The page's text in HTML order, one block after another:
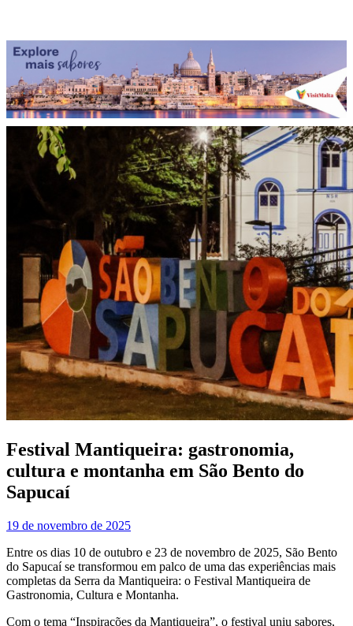
Festival Mantiqueira: gastronomia,
cultura e montanha em São Bento do
Sapucaí
19 de novembro de 2025
Entre os dias 10 de outubro e 23 de novembro de 2025, São Bento
do Sapucaí se transformou em palco de uma das experiências mais
completas da Serra da Mantiqueira: o Festival Mantiqueira de
Gastronomia, Cultura e Montanha.
Com o tema “Inspirações da Mantiqueira”, o festival uniu sabores,